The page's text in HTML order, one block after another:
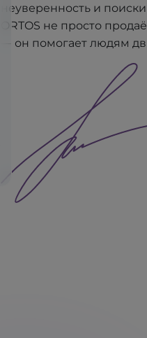
неуверенность и
ORTOS не просто
— он помогает людям